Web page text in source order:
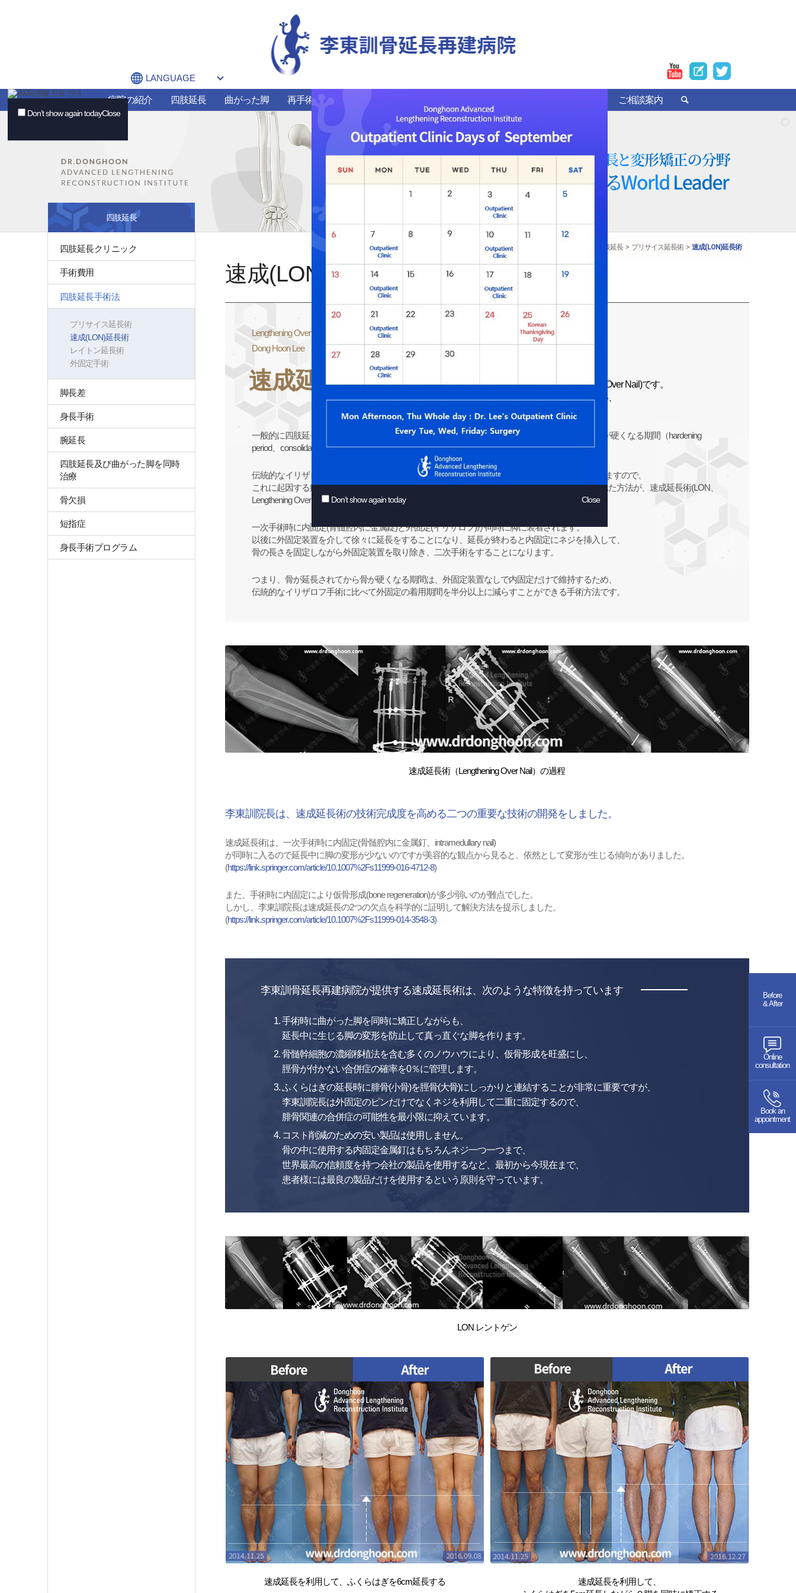
Don’t show again todayClose
Don’t show again today Close
LANGUAGE
病院の紹介 四肢延長 曲がった脚 再手術 希少難治性疾患 ご相談案内
四肢延長 プリサイス延長術 速成(LON)延長術
速成(LON)延長術
Lengthening Over Nail
Dong Hoon Lee
速成延長術
正式な医学用語は、LON(Lengthening Over Nail)です。
速成延長術の正式な医学用語ではない、
インタネット上の用語です。
一般的に四肢延長術(骨延長術)のためには、骨を延長する期間(lengthening period)と延長された骨が硬くなる期間（hardening
period、consolidation period）が必要です。
伝統的なイリザロフ方式は全ての期間にわたって外固定装置(イリザロフ)を装着する必要がありますので、
これに起因する痛みや合併症が深刻でした。そのため外固定の着用期間を減らすために開発された方法が、速成延長術(LON、
Lengthening Over Nail)です。速成延長術は基本的に２回の手術で構成されます。
一次手術時に内固定(骨髄腔内に金属錠)と外固定(イリザロフ)が同時に脚に装着されます。
以後に外固定装置を介して徐々に延長をすることになり、延長が終わると内固定にネジを挿入して、
骨の長さを固定しながら外固定装置を取り除き、二次手術をすることになります。
つまり、骨が延長されてから骨が硬くなる期間は、外固定装置なしで内固定だけで維持するため、
伝統的なイリザロフ手術に比べて外固定の着用期間を半分以上に減らすことができる手術方法です。
速成延長術（Lengthening Over Nail）の過程
李東訓院長は、速成延長術の技術完成度を高める二つの重要な技術の開発をしました。
速成延長術は、一次手術時に内固定(骨髄腔内に金属釘、intramedullary nail)
が同時に入るので延長中に脚の変形が少ないのですが美容的な観点から見ると、依然として変形が生じる傾向がありました。
(https://link.springer.com/article/10.1007%2Fs11999-016-4712-8)
また、手術時に内固定により仮骨形成(bone regeneration)が多少弱いのが難点でした。
しかし、李東訓院長は速成延長の2つの欠点を科学的に証明して解決方法を提示しました。
(https://link.springer.com/article/10.1007%2Fs11999-014-3548-3)
李東訓骨延長再建病院が提供する速成延長術は、次のような特徴を持っています
手術時に曲がった脚を同時に矯正しながらも、
延長中に生じる脚の変形を防止して真っ直ぐな脚を作ります。
骨髄幹細胞の濃縮移植法を含む多くのノウハウにより、仮骨形成を旺盛にし、
脛骨が付かない合併症の確率を0％に管理します。
ふくらはぎの延長時に腓骨(小骨)を脛骨(大骨)にしっかりと連結することが非常に重要ですが、
李東訓院長は外固定のピンだけでなくネジを利用して二重に固定するので、
腓骨関連の合併症の可能性を最小限に抑えています。
コスト削減のための安い製品は使用しません。
骨の中に使用する内固定金属釘はもちろんネジ一つ一つまで、
世界最高の信頼度を持つ会社の製品を使用するなど、最初から今現在まで、
患者様には最良の製品だけを使用するという原則を守っています。
LON レントゲン
速成延長を利用して、ふくらはぎを6cm延長する
速成延長を利用して、
四肢延長
四肢延長クリニック
手術費用
四肢延長手術法
プリサイス延長術
速成(LON)延長術
レイトン延長術
外固定手術
脚長差
身長手術
腕延長
四肢延長及び曲がった脚を同時
治療
骨欠損
短指症
身長手術プログラム
Before
& After
Online
consultation
Book an
appointment